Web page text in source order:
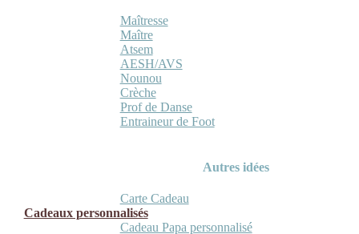
Maîtresse
Maître
Atsem
AESH/AVS
Nounou
Crèche
Prof de Danse
Entraineur de Foot
Autres idées
Carte Cadeau
Cadeaux personnalisés
Cadeau Papa personnalisé